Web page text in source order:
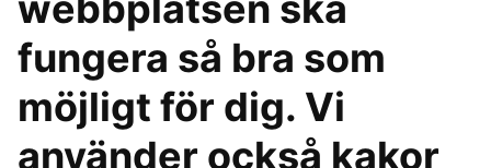
fungera så bra som
möjligt för dig. Vi
använder också kakor